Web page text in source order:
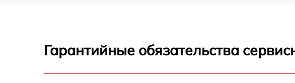
Гарантийные обязательства